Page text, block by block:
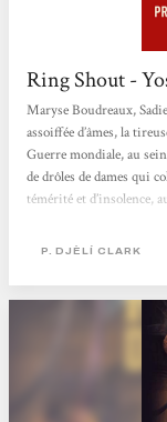
Ring Shout -
Maryse Boudreaux,
assoiffée d’âmes, la
Guerre mondiale, au
de drôles de dames qui
témérité et d’insolence,
suprémaciste ou
P. DJÈLÍ CLARK